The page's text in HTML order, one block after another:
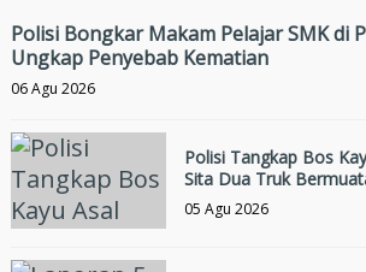
Polisi Bongkar Makam Pelajar SMK di
Ungkap Penyebab Kematian
06 Agu 2026
Polisi Tangkap Bos
Sita Dua Truk
05 Agu 2026